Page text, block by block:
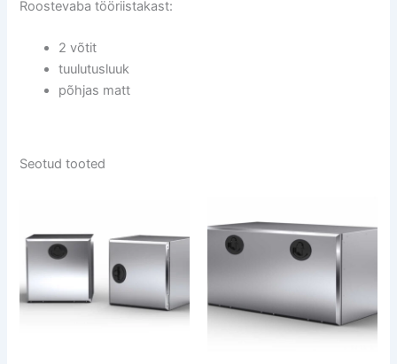
Roostevaba tööriistakast:
2 võtit
tuulutusluuk
põhjas matt
Seotud tooted